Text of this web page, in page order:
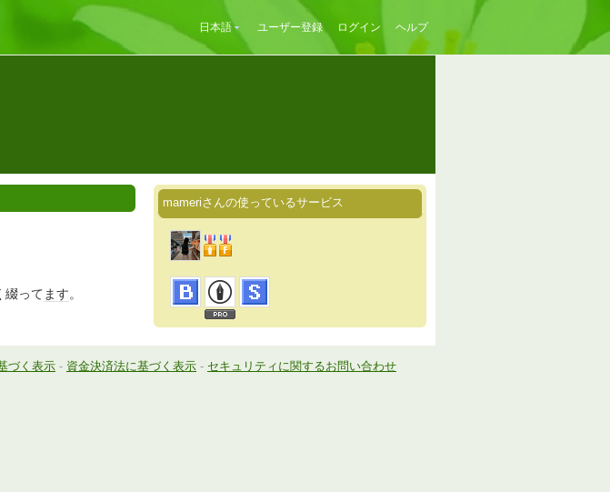
日本語 ユーザー登録 ログイン ヘルプ
綴ってます。
mameriさんの使っているサービス
づく表示 - 資金決済法に基づく表示 - セキュリティに関するお問い合わせ